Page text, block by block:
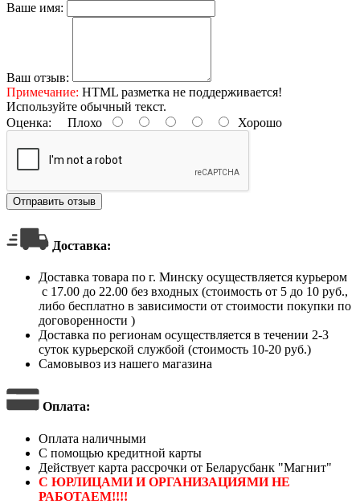
Ваше имя:
Ваш отзыв:
Примечание: HTML разметка не поддерживается!
Используйте обычный текст.
Оценка: Плохо Хорошо
Отправить отзыв
Доставка:
Доставка товара по г. Минску осуществляется курьером
с 17.00 до 22.00 без входных (стоимость от 5 до 10 руб.,
либо бесплатно в зависимости от стоимости покупки по
договоренности )
Доставка по регионам осуществляется в течении 2-3
суток курьерской службой (стоимость 10-20 руб.)
Самовывоз из нашего магазина
Оплата:
Оплата наличными
С помощью кредитной карты
Действует карта рассрочки от Беларусбанк "Магнит"
С ЮРЛИЦАМИ И ОРГАНИЗАЦИЯМИ НЕ
РАБОТАЕМ!!!!